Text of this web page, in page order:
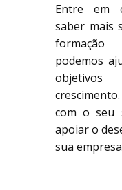
Entre em
saber mais
podemos
objetivos
com o seu
apoiar o
sua